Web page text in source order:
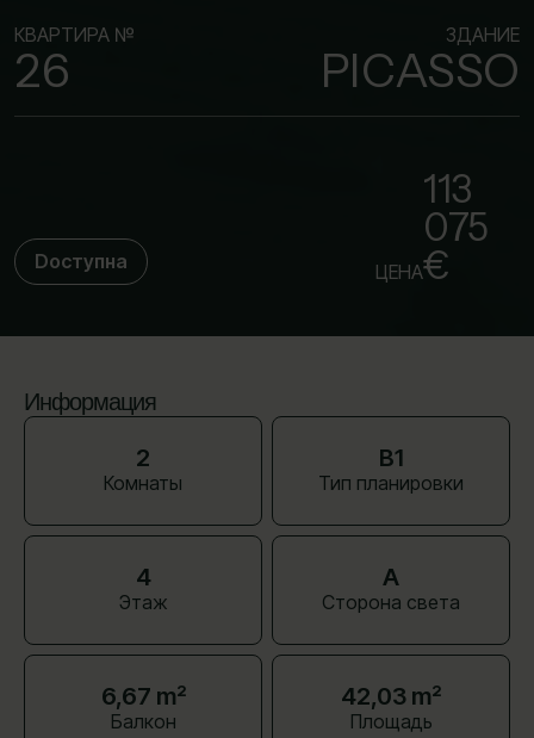
КВАРТИРА №
26
ЗДАНИЕ
PICASSO
Dоступна ЦЕНА
113
075
€
Информация
2
Комнаты
B1
Тип планировки
4
Этаж
A
Сторона света
6,67 m²
Балкон
42,03 m²
Площадь